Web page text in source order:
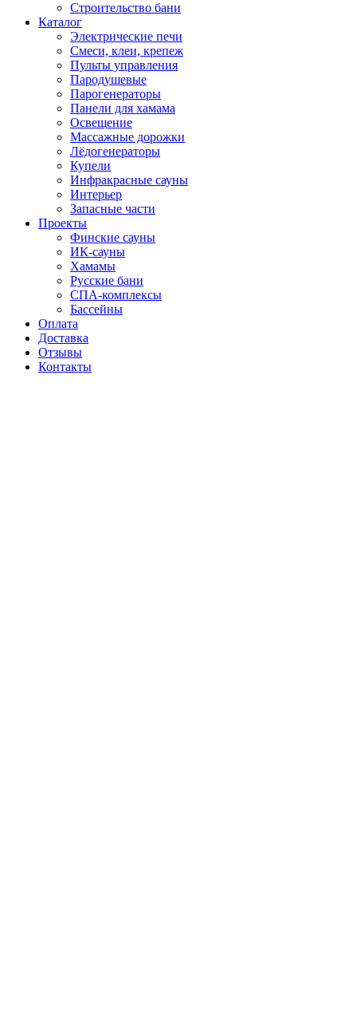
Строительство бани
Каталог
Электрические печи
Смеси, клеи, крепеж
Пульты управления
Пародушевые
Парогенераторы
Панели для хамама
Освещение
Массажные дорожки
Лёдогенераторы
Купели
Инфракрасные сауны
Интерьер
Запасные части
Проекты
Финские сауны
ИК-сауны
Хамамы
Русские бани
СПА-комплексы
Бассейны
Оплата
Доставка
Отзывы
Контакты